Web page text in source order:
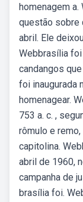
homenagem
questão sobre
abril. Ele
Webbrasília
candangos
foi inaugurada
homenagear.
753 a. c. ,
rômulo e
capitolina.
abril de 1960,
campanha de
brasília foi.